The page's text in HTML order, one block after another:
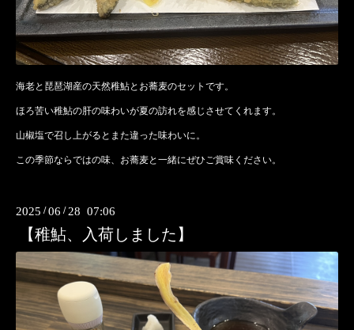
海老と琵琶湖産の天然稚鮎とお蕎麦のセットです。
ほろ苦い稚鮎の肝の味わいが夏の訪れを感じさせてくれます。
山椒塩で召し上がるとまた違った味わいに。
この季節ならではの味、お蕎麦と一緒にぜひご賞味ください。
2025 /06 / 28 07:06
【稚鮎、入荷しました】